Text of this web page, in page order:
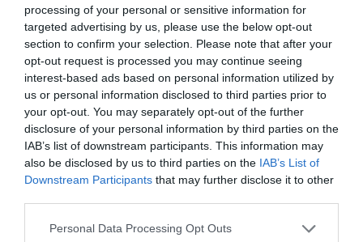
processing of your personal or sensitive information for
targeted advertising by us, please use the below opt-out
section to confirm your selection. Please note that after your
opt-out request is processed you may continue seeing
interest-based ads based on personal information utilized by
us or personal information disclosed to third parties prior to
your opt-out. You may separately opt-out of the further
disclosure of your personal information by third parties on the
IAB’s list of downstream participants. This information may
also be disclosed by us to third parties on the IAB’s List of
Downstream Participants that may further disclose it to other
Personal Data Processing Opt Outs
Νέοι Διαγωνισμοί❯
Newsletter
Κάθε βδομάδα στο e-mail σας τα τελευταία νέα για
την Τέχνη και τον Πολιτισμό!